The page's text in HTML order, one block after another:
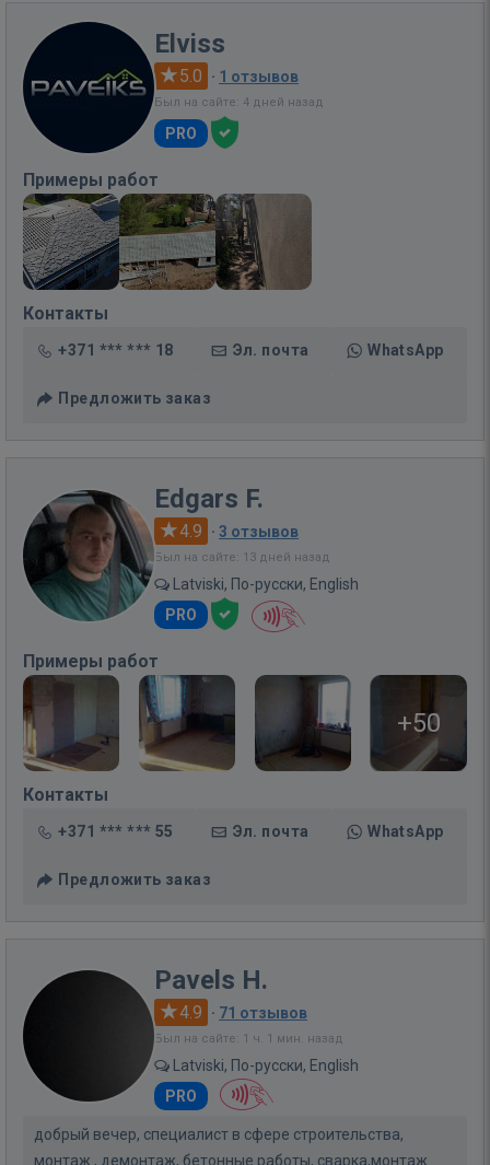
Elviss
5.0 · 1 отзывов
Был на сайте: 4 дней назад
PRO
Примеры работ
Контакты
+371 *** *** 18 Эл. почта WhatsApp
Предложить заказ
Edgars F.
4.9 · 3 отзывов
Был на сайте: 13 дней назад
Latviski, По-русски, English
PRO
Примеры работ
+50
Контакты
+371 *** *** 55 Эл. почта WhatsApp
Предложить заказ
Pavels H.
4.9 · 71 отзывов
Был на сайте: 1 ч. 1 мин. назад
Latviski, По-русски, English
PRO
добрый вечер, специалист в сфере строительства,
монтаж , демонтаж, бетонные работы, сварка,монтаж